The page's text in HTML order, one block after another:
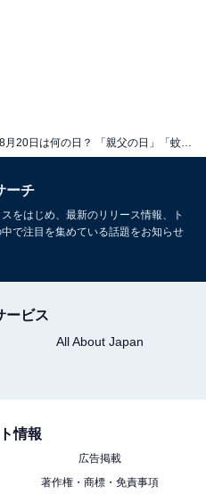
ーチ
をはじめ、最新のリリース情報、ト
で注目を集めている話題をお知らせ
ービス
All About Japan
情報
広告掲載
著作権・商標・免責事項